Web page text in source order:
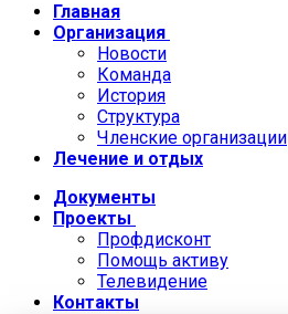
Главная
Организация
Новости
Команда
История
Структура
Членские организации
Лечение и отдых
Документы
Проекты
Профдисконт
Помощь активу
Телевидение
Контакты